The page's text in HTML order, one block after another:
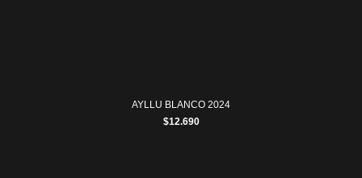
AYLLU BLANCO 2024
$12.690